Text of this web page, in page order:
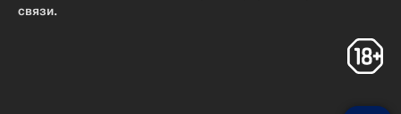
связи.